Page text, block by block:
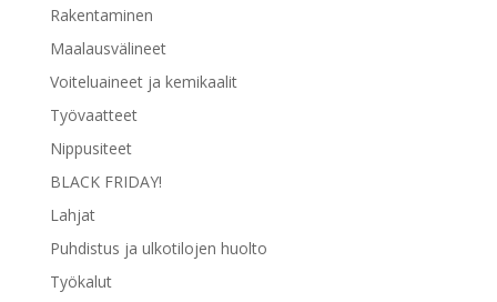
Rakentaminen
Maalausvälineet
Voiteluaineet ja kemikaalit
Työvaatteet
Nippusiteet
BLACK FRIDAY!
Lahjat
Puhdistus ja ulkotilojen huolto
Työkalut